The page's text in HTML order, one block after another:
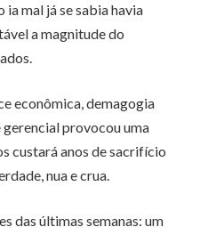
mal já se sabia havia
a magnitude do
econômica, demagogia
provocou uma
custará anos de sacrifício
nua e crua.
das últimas semanas: um